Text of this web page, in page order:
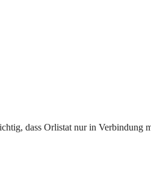
dass Orlistat nur in Verbindung